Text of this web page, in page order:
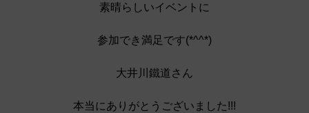
素晴らしいイベントに
参加でき満足です(*^^*)
大井川鐵道さん
本当にありがとうございました!!!